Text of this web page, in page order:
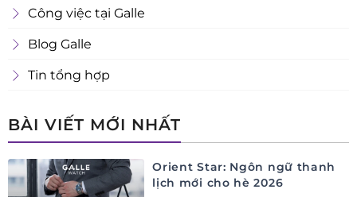
Công việc tại Galle
Blog Galle
Tin tổng hợp
BÀI VIẾT MỚI NHẤT
Orient Star: Ngôn ngữ thanh
lịch mới cho hè 2026